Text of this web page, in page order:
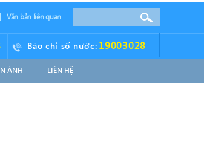
Văn bản liên quan
ẢNH LIÊN HỆ
Báo chỉ số nước: 19003028